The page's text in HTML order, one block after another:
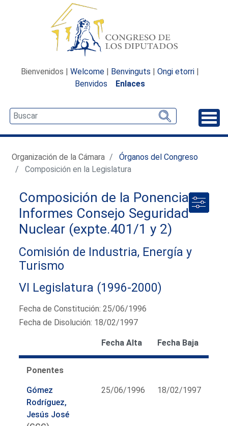
Bienvenidos | Welcome | Benvinguts | Ongi etorri |
Benvidos
Enlaces
Organización de la Cámara
Órganos del Congreso
Composición en la Legislatura
Composición de la Ponencia
Informes Consejo Seguridad
Nuclear (expte.401/1 y 2)
Comisión de Industria, Energía y
Turismo
VI Legislatura (1996-2000)
Fecha de Constitución: 25/06/1996
Fecha de Disolución: 18/02/1997
Fecha Alta Fecha Baja
Ponentes
Gómez
Rodríguez,
Jesús José
25/06/1996 18/02/1997